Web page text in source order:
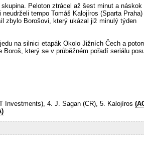
Peloton ztrácel až šest minut a náskok
tempo Tomáš Kalojíros (Sparta Praha)
zbylo Borošovi, který ukázal již minulý týden
na silnici etapák Okolo Jižních Čech a
který se v průběžném pořadí seriálu
Investments), 4. J. Sagan (CR), 5. Kalojíros